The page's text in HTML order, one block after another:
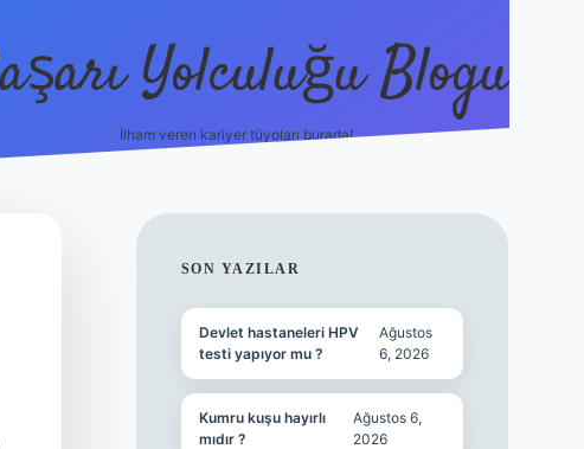
Yolculuğu Blogu
İlham veren kariyer tüyoları burada!
SIDEBAR
SON YAZILAR
Devlet hastaneleri HPV
testi yapıyor mu ?
Ağustos
6, 2026
Kumru kuşu hayırlı
mıdır ?
Ağustos 6,
2026
https://